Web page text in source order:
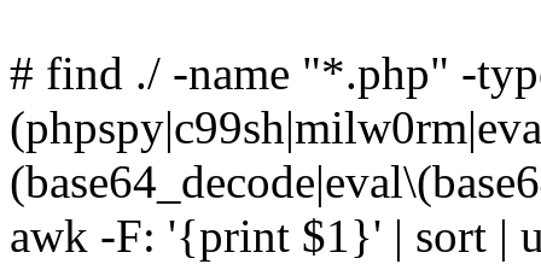
# find ./ -name "*.php" -
awk -F: '{print $1}' | sort |